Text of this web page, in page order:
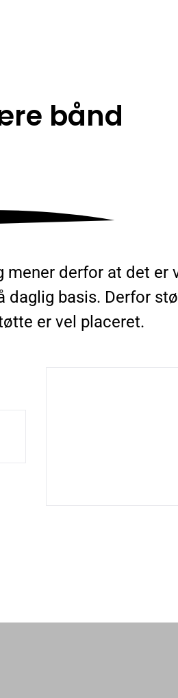
bånd
derfor at det er
basis. Derfor
er vel placeret.